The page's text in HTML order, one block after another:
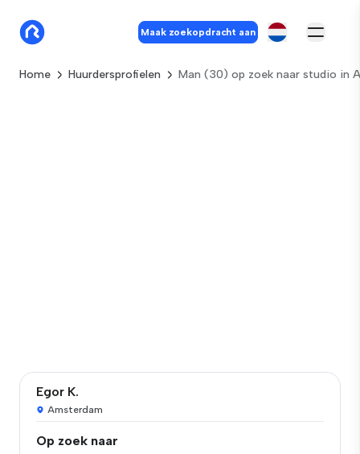
Maak zoekopdracht aan
Home Huurdersprofielen Man (30) op zoek naar studio in
Egor K.
Amsterdam
Op zoek naar